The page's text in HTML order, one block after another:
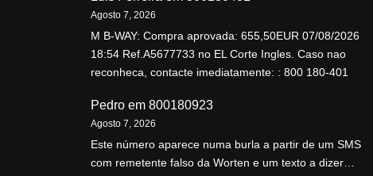
Agosto 7, 2026
M B-WAY: Compra aprovada: 655,50EUR 07/08/2026
18:54 Ref.A5677733 no EL Corte Ingles. Caso nao
reconheca, contacte imediatamente: : 800 180-401
Pedro em 800180923
Agosto 7, 2026
Este número aparece numa burla a partir de um SMS
com remetente falso da Worten e um texto a dizer…